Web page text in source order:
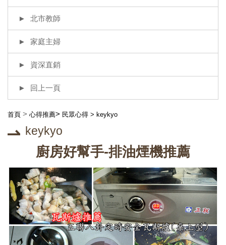
北市教師
家庭主婦
資深直銷
回上一頁
首頁 > 心得推薦> 民眾心得 > keykyo
keykyo
廚房好幫手-排油煙機推薦